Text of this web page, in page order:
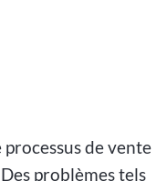
de vente
problèmes tels